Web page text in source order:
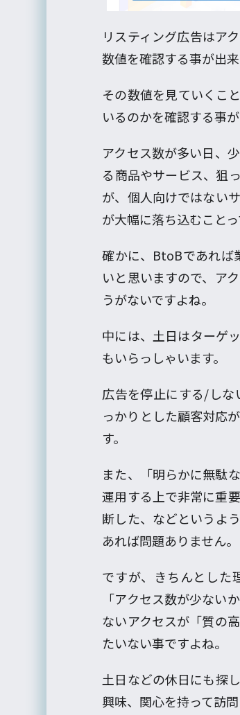
リスティング広告はア
数値を確認する事が出来
その数値を見ていくこ
いるのかを確認する事
アクセス数が多い日、
る商品やサービス、狙
が、個人向けではない
が大幅に落ち込むこと
確かに、BtoBであれば
いと思いますので、ア
うがないですよね。
中には、土日はターゲ
もいらっしゃいます。
広告を停止にする/しな
っかりとした顧客対応
す。
また、「明らかに無駄
運用する上で非常に重
断した、などというよ
あれば問題ありません。
ですが、きちんとした
「アクセス数が少ない
ないアクセスが「質の
たいない事ですよね。
土日などの休日にも探
興味、関心を持って訪